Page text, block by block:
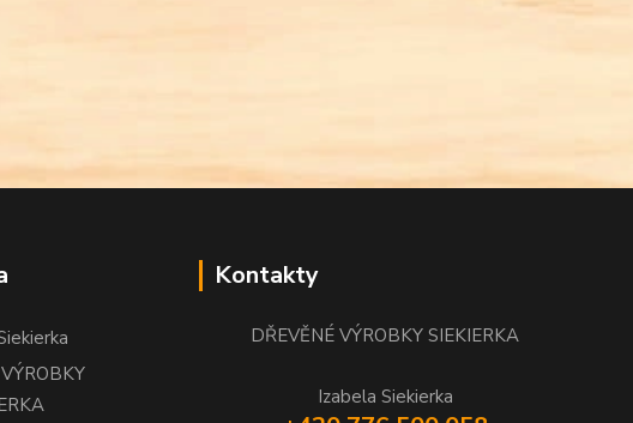
Kontakty
DŘEVĚNÉ VÝROBKY SIEKIERKA
Izabela Siekierka